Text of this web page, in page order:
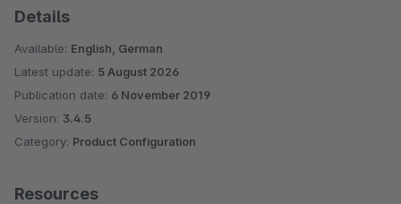
Details
Available: English, German
Latest update: 5 August 2026
Publication date: 6 November 2019
Version: 3.4.5
Category: Product Configuration
Resources